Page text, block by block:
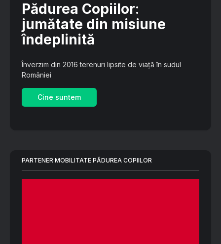
Pădurea Copiilor:
jumătate din misiune
îndeplinită
Înverzim din 2016 terenuri lipsite de viață în sudul
României
Cine suntem
PARTENER MOBILITATE PĂDUREA COPIILOR